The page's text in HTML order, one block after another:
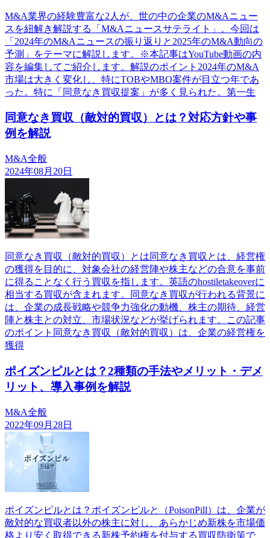
M&A業界の経験豊富な2人が、世の中の企業のM&Aニュー
スを紐解き解説する「M&Aニュースサテライト」。今回は
「2024年のM&Aニュースの振り返りと2025年のM&A動向の
予測」をテーマに解説します。※本記事はYouTube動画の内
容を編集してご紹介します。解説のポイント2024年のM&A
市場は大きく変化し、特にTOBやMBO案件が目立つ年であ
った。特に「同意なき買収提案」が多く見られた。第一生
同意なき買収（敵対的買収）とは？対応方針や事
例を解説
M&A全般
2024年08月20日
同意なき買収（敵対的買収）とは同意なき買収とは、経営権
の獲得を目的に、対象会社の経営陣や株主などの合意を事前
に得ることなく行う買収を指します。英語のhostiletakeoverに
相当する買収が含まれます。同意なき買収が行われる背景に
は、企業の成長戦略や競争力強化の動機、株主の期待、経営
陣と株主との対立、市場状況などが挙げられます。この記事
のポイント同意なき買収（敵対的買収）は、企業の経営権を
獲得
ポイズンピルとは？2種類の手法やメリット・デメ
リット、導入事例を解説
M&A全般
2022年09月28日
ポイズンピルとは？ポイズンピルと（PoisonPill）は、企業が
敵対的な買収者以外の株主に対し、あらかじめ新株を市場価
格より安く取得できる新株予約権を付与する買収防衛策で